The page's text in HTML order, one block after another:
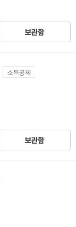
보관함
소득공제
보관함